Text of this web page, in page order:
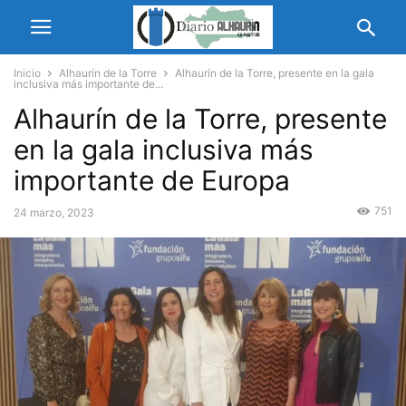
Inicio Alhaurín de la Torre
Alhaurín de la Torre, presente en la gala
inclusiva más importante de...
Alhaurín de la Torre, presente
en la gala inclusiva más
importante de Europa
24 marzo, 2023 751